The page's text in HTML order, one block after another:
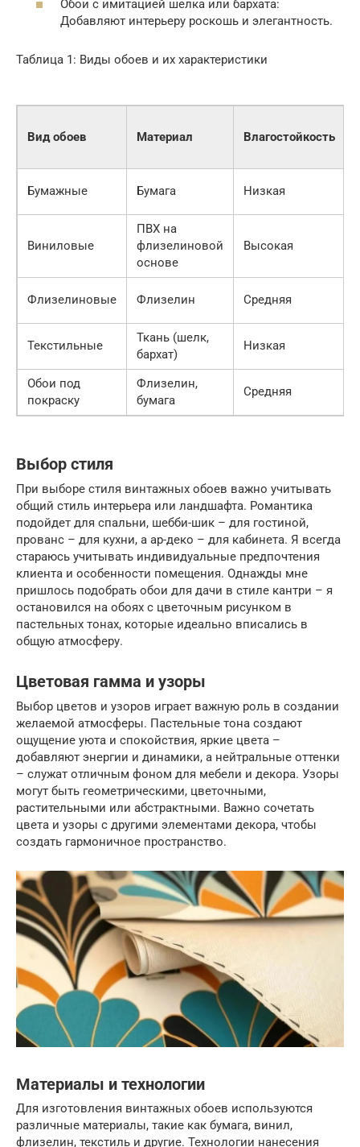
Обои с имитацией шелка или бархата:
Добавляют интерьеру роскошь и элегантность.
Таблица 1: Виды обоев и их характеристики
Вид обоев Материал Влагостойкость
Бумажные Бумага Низкая
Виниловые
ПВХ на
флизелиновой
основе
Высокая
Флизелиновые Флизелин Средняя
Текстильные
Ткань (шелк,
бархат)
Низкая
Обои под
покраску
Флизелин,
бумага
Средняя
Выбор стиля
При выборе стиля винтажных обоев важно учитывать
общий стиль интерьера или ландшафта. Романтика
подойдет для спальни, шебби-шик – для гостиной,
прованс – для кухни, а ар-деко – для кабинета. Я всегда
стараюсь учитывать индивидуальные предпочтения
клиента и особенности помещения. Однажды мне
пришлось подобрать обои для дачи в стиле кантри – я
остановился на обоях с цветочным рисунком в
пастельных тонах, которые идеально вписались в
общую атмосферу.
Цветовая гамма и узоры
Выбор цветов и узоров играет важную роль в создании
желаемой атмосферы. Пастельные тона создают
ощущение уюта и спокойствия, яркие цвета –
добавляют энергии и динамики, а нейтральные оттенки
– служат отличным фоном для мебели и декора. Узоры
могут быть геометрическими, цветочными,
растительными или абстрактными. Важно сочетать
цвета и узоры с другими элементами декора, чтобы
создать гармоничное пространство.
Материалы и технологии
Для изготовления винтажных обоев используются
различные материалы, такие как бумага, винил,
флизелин, текстиль и другие. Технологии нанесения